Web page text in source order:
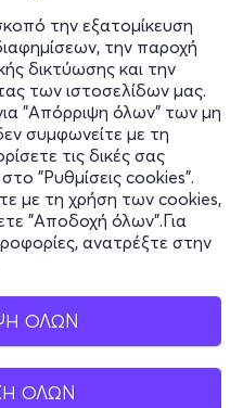
την εξατομίκευση
την παροχή
δικτύωσης και την
των ιστοσελίδων μας.
"Απόρριψη όλων" των μη
συμφωνείτε με τη
τις δικές σας
"Ρυθμίσεις cookies".
με τη χρήση των cookies,
"Αποδοχή όλων".Για
ανατρέξτε στην
ΟΛΩΝ
ΟΛΩΝ